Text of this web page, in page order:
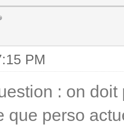
PM
: on
que perso